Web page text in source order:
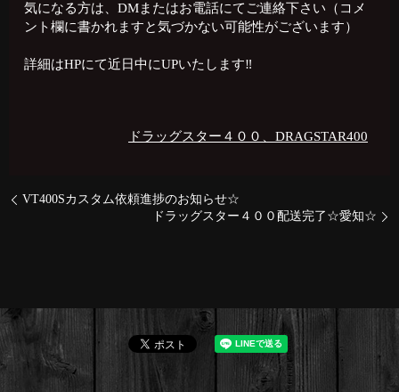
気になる方は、DMまたはお電話にてご連絡下さい（コメ
ント欄に書かれますと気づかない可能性がございます）
詳細はHPにて近日中にUPいたします‼️
ドラッグスター４００、DRAGSTAR400
VT400Sカスタム依頼進捗のお知らせ☆
ドラッグスター４００配送完了☆愛知☆